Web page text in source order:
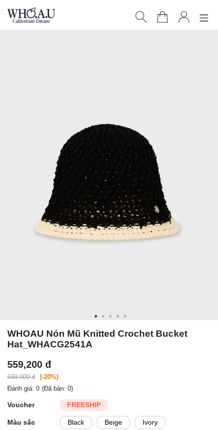
WHOAU Nón Mũ Knitted Crochet Bucket
Hat_WHACG2541A
559,200 đ
699,000 đ
(-20%)
Đánh giá: 0 (Đã bán: 0)
Voucher FREESHIP
Màu sắc Black Beige Ivory